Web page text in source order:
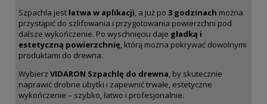
Szpachla jestłatwa w aplikacji, a już po 3 godzinach można
przystąpić do szlifowania i przygotowania powierzchni pod
dalsze wykończenie. Po wyschnięciu daje gładką i
estetyczną powierzchnię, którą można pokrywać dowolnymi
produktami do drewna.
Wybierz VIDARON Szpachlę do drewna, by skutecznie
naprawić drobne ubytki i zapewnić trwałe, estetyczne
wykończenie – szybko, łatwo i profesjonalnie.